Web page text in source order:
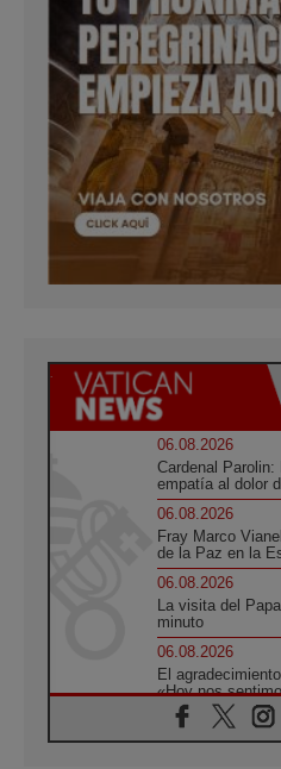
06.08.2026
Cardenal
empatía al dolor
06.08.2026
Fray Marco
de la Paz en la
06.08.2026
La visita del
minuto
06.08.2026
El
«Hoy nos
06.08.2026
Líbano: